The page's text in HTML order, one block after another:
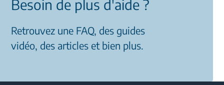
Besoin de plus d'aide ?
Retrouvez une FAQ, des guides
vidéo, des articles et bien plus.